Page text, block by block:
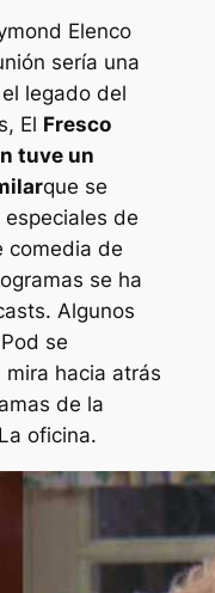
Elenco
sería una
legado del
, El Fresco
tuve un
que se
de
comedia de
se ha
Algunos
Pod se
mira hacia atrás
de la
La oficina.